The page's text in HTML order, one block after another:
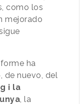
como los
mejorado
ha
de nuevo, del
i la
, la